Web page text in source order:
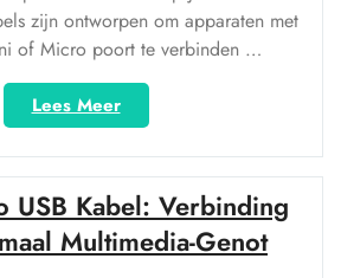
zijn ontworpen om apparaten met
of Micro poort te verbinden …
Lees Meer“Ontdek
de
Veelzijdigheid
van
een
HDMI
Mini
USB Kabel: Verbinding
Multimedia-Genot